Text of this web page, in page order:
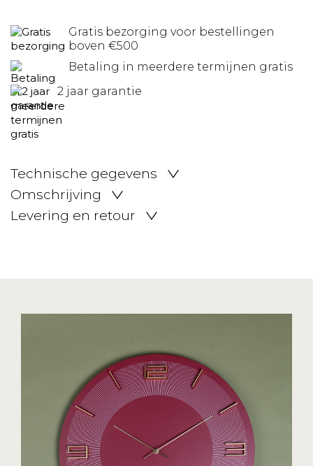
Gratis bezorging voor bestellingen
boven €500
Betaling in meerdere termijnen gratis
2 jaar garantie
Technische gegevens
Omschrijving
Levering en retour